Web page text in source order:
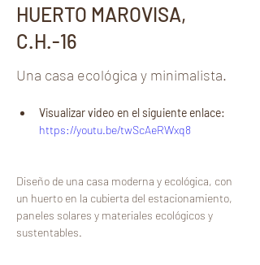
HUERTO MAROVISA,
C.H.-16
Una casa ecológica y minimalista.
Visualizar video en el siguiente enlace:
https://youtu.be/twScAeRWxq8
Diseño de una casa moderna y ecológica, con
un huerto en la cubierta del estacionamiento,
paneles solares y materiales ecológicos y
sustentables.